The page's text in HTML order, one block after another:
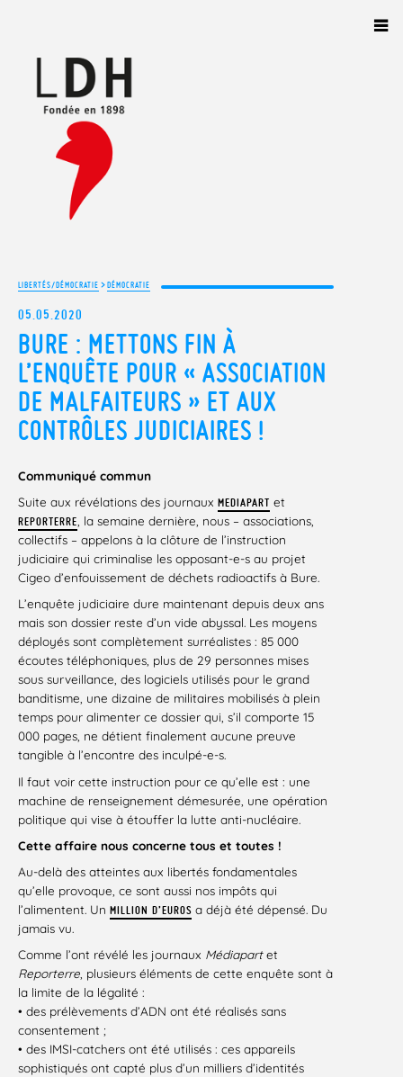
LIBERTÉS/DÉMOCRATIE >DÉMOCRATIE
05.05.2020
BURE : METTONS FIN À
L’ENQUÊTE POUR « ASSOCIATION
DE MALFAITEURS » ET AUX
CONTRÔLES JUDICIAIRES !
Communiqué commun
Suite aux révélations des journaux MEDIAPART et
REPORTERRE , la semaine dernière, nous – associations,
collectifs – appelons à la clôture de l’instruction
judiciaire qui criminalise les opposant-e-s au projet
Cigeo d’enfouissement de déchets radioactifs à Bure.
L’enquête judiciaire dure maintenant depuis deux ans
mais son dossier reste d’un vide abyssal. Les moyens
déployés sont complètement surréalistes : 85 000
écoutes téléphoniques, plus de 29 personnes mises
sous surveillance, des logiciels utilisés pour le grand
banditisme, une dizaine de militaires mobilisés à plein
temps pour alimenter ce dossier qui, s’il comporte 15
000 pages, ne détient finalement aucune preuve
tangible à l’encontre des inculpé-e-s.
Il faut voir cette instruction pour ce qu’elle est : une
machine de renseignement démesurée, une opération
politique qui vise à étouffer la lutte anti-nucléaire.
Cette affaire nous concerne tous et toutes !
Au-delà des atteintes aux libertés fondamentales
qu’elle provoque, ce sont aussi nos impôts qui
l’alimentent. Un MILLION D’EUROS a déjà été dépensé. Du
jamais vu.
Comme l’ont révélé les journaux Médiapartet
Reporterre , plusieurs éléments de cette enquête sont à
la limite de la légalité :
• des prélèvements d’ADN ont été réalisés sans
consentement ;
• des IMSI-catchers ont été utilisés : ces appareils
sophistiqués ont capté plus d’un milliers d’identités